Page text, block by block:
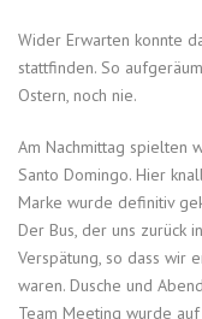
Wider Erwarten konnte
stattfinden. So
Ostern, noch nie.
Am Nachmittag spielten
Santo Domingo. Hier
Marke wurde definitiv
Der Bus, der uns zurück
Verspätung, so dass wir
waren. Dusche und
Team Meeting wurde